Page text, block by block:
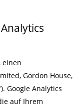
einen
Gordon House,
Google Analytics
auf Ihrem